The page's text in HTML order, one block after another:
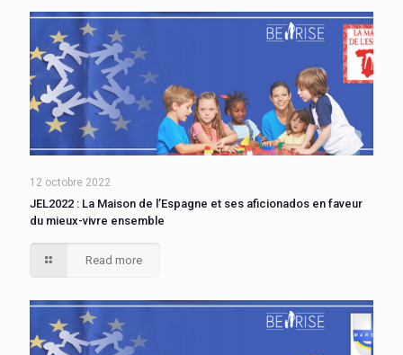
12 octobre 2022
JEL2022 : La Maison de l’Espagne et ses aficionados en faveur
du mieux-vivre ensemble
Read more